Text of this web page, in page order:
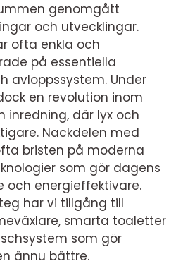
genomgått
och utvecklingar.
ofta enkla och
på essentiella
avloppssystem. Under
en revolution inom
inredning, där lyx och
Nackdelen med
bristen på moderna
som gör dagens
och energieffektivare.
har vi tillgång till
smarta toaletter
som gör
ännu bättre.